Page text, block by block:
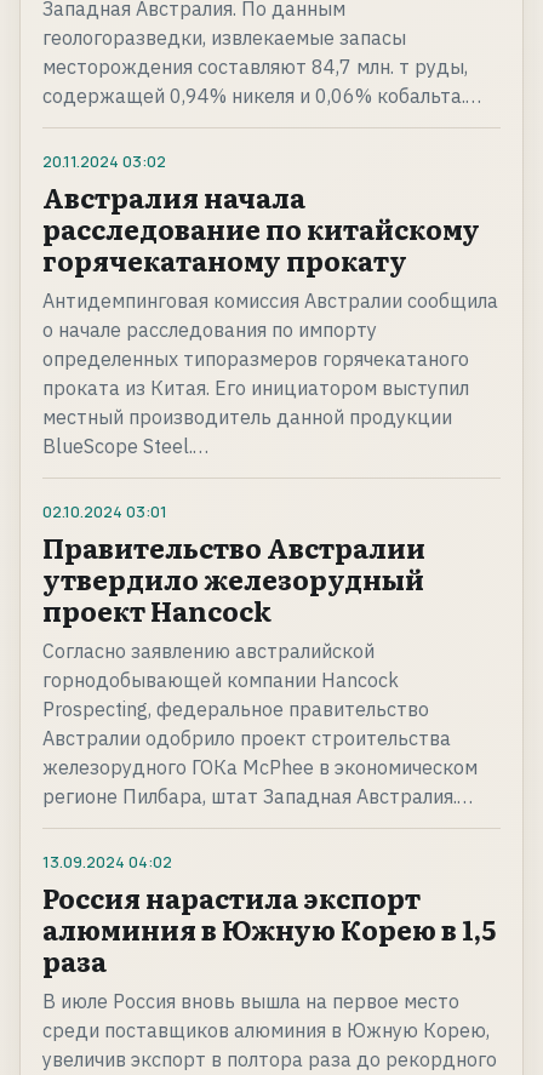
Западная Австралия. По данным
геологоразведки, извлекаемые запасы
месторождения составляют 84,7 млн. т руды,
содержащей 0,94% никеля и 0,06% кобальта.…
20.11.2024 03:02
Австралия начала
расследование по китайскому
горячекатаному прокату
Антидемпинговая комиссия Австралии сообщила
о начале расследования по импорту
определенных типоразмеров горячекатаного
проката из Китая. Его инициатором выступил
местный производитель данной продукции
BlueScope Steel.…
02.10.2024 03:01
Правительство Австралии
утвердило железорудный
проект Hancock
Согласно заявлению австралийской
горнодобывающей компании Hancock
Prospecting, федеральное правительство
Австралии одобрило проект строительства
железорудного ГОКа McPhee в экономическом
регионе Пилбара, штат Западная Австралия.…
13.09.2024 04:02
Россия нарастила экспорт
алюминия в Южную Корею в 1,5
раза
В июле Россия вновь вышла на первое место
среди поставщиков алюминия в Южную Корею,
увеличив экспорт в полтора раза до рекордного